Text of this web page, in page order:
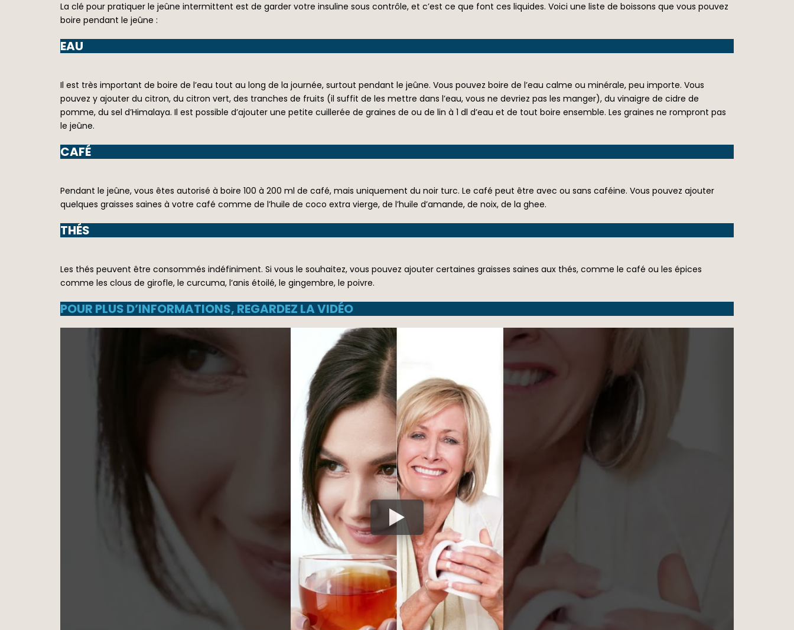
La clé pour pratiquer le jeûne intermittent est de garder votre insuline sous contrôle, et c’est ce que font ces liquides. Voici une liste de boissons que vous pouvez
boire pendant le jeûne :
EAU
Il est très important de boire de l’eau tout au long de la journée, surtout pendant le jeûne. Vous pouvez boire de l’eau calme ou minérale, peu importe. Vous
pouvez y ajouter du citron, du citron vert, des tranches de fruits (il suffit de les mettre dans l’eau, vous ne devriez pas les manger), du vinaigre de cidre de
pomme, du sel d’Himalaya. Il est possible d’ajouter une petite cuillerée de graines de ou de lin à 1 dl d’eau et de tout boire ensemble. Les graines ne rompront pas
le jeûne.
CAFÉ
Pendant le jeûne, vous êtes autorisé à boire 100 à 200 ml de café, mais uniquement du noir turc. Le café peut être avec ou sans caféine. Vous pouvez ajouter
quelques graisses saines à votre café comme de l’huile de coco extra vierge, de l’huile d’amande, de noix, de la ghee.
THÉS
Les thés peuvent être consommés indéfiniment. Si vous le souhaitez, vous pouvez ajouter certaines graisses saines aux thés, comme le café ou les épices
comme les clous de girofle, le curcuma, l’anis étoilé, le gingembre, le poivre.
POUR PLUS D’INFORMATIONS, REGARDEZ LA VIDÉO